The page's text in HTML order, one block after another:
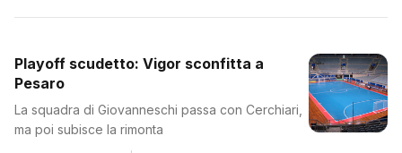
Playoff scudetto: Vigor sconfitta a
Pesaro
La squadra di Giovanneschi passa con Cerchiari,
ma poi subisce la rimonta